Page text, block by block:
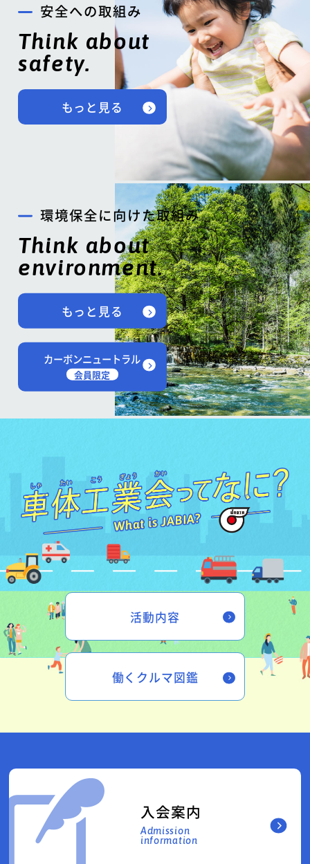
安全への取組み
Think about
safety.
もっと見る
環境保全に向けた取組み
Think about
environment.
もっと見る
カーボンニュートラル
会員限定
活動内容
働くクルマ図鑑
入会案内
Admission
information